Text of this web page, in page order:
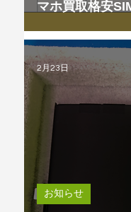
マホ買取格安
お知らせ
2月23日